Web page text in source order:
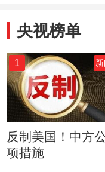
央视榜单
1
反制美国！中方
项措施